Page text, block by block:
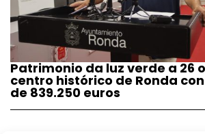
Patrimonio da luz verde a 26
centro histórico de Ronda
de 839.250 euros